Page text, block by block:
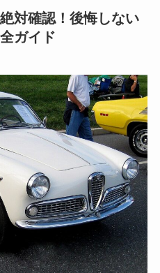
対確認！後悔しない
ガイド